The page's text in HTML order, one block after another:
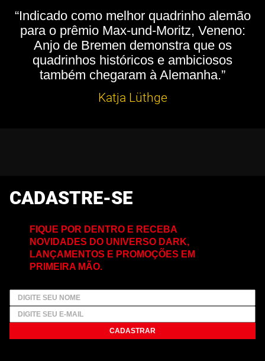
“Indicado como melhor quadrinho alemão
para o prêmio Max-und-Moritz, Veneno:
Anjo de Bremen demonstra que os
quadrinhos históricos e ambiciosos
também chegaram à Alemanha.”
Katja Lüthge
CADASTRE-SE
FIQUE POR DENTRO E RECEBA
NOVIDADES DO UNIVERSO DARK,
LANÇAMENTOS E PROMOÇÕES EM
PRIMEIRA MÃO.
CADASTRAR